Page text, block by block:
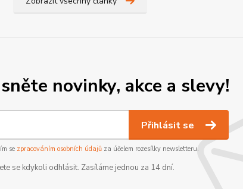
novinky, akce a slevy!
Přihlásit se
se zpracováním osobních údajůza účelem rozesílky newsletteru.
se kdykoli odhlásit. Zasíláme jednou za 14 dní.